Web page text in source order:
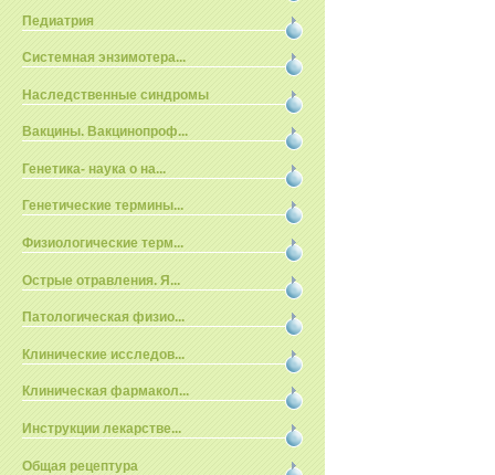
Педиатрия
Системная энзимотера...
Наследственные синдромы
Вакцины. Вакцинопроф...
Генетика- наука о на...
Генетические термины...
Физиологические терм...
Острые отравления. Я...
Патологическая физио...
Клинические исследов...
Клиническая фармакол...
Инструкции лекарстве...
Общая рецептура